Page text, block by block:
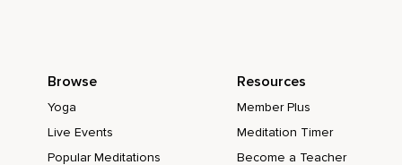
ausbreitet.
RAM Die Blüte ist nun vollständig geöffnet.
Du spürst ein intensives Gefühl von innerer Kraft und der
Verbundenheit mit dir selbst.
Browse
Yoga
Live Events
Popular Meditations
Resources
Member Plus
Meditation Timer
Become a Teacher